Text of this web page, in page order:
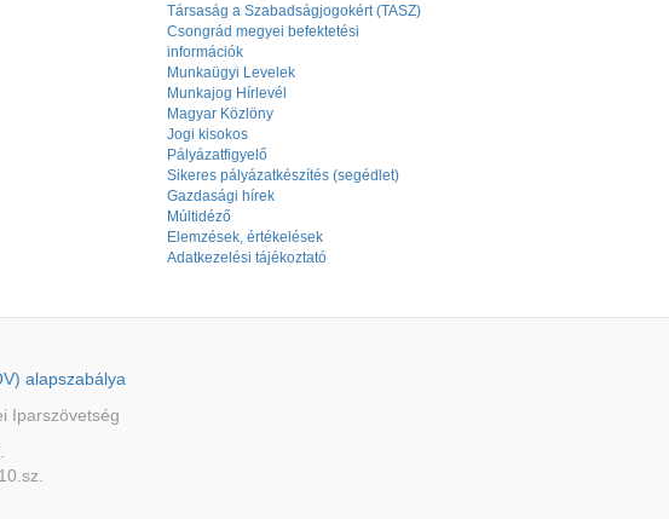
Társaság a Szabadságjogokért (TASZ)
Csongrád megyei befektetési
információk
Munkaügyi Levelek
Munkajog Hírlevél
Magyar Közlöny
Jogi kisokos
Pályázatfigyelő
Sikeres pályázatkészítés (segédlet)
Gazdasági hírek
Múltidéző
Elemzések, értékelések
Adatkezelési tájékoztató
alapszabálya
Iparszövetség